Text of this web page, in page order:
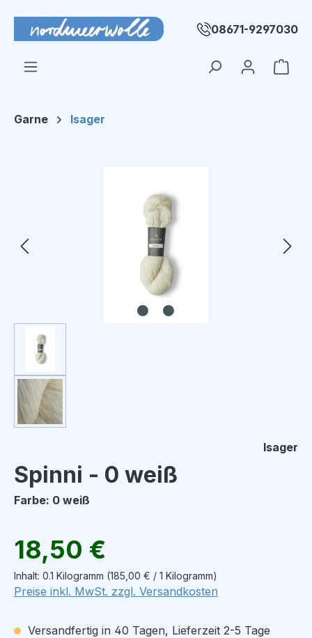
Zum Hauptinhalt springen
08671-9297030
Garne Isager
Isager
Spinni - 0 weiß
Farbe: 0 weiß
Regulärer Preis:
18,50 €
Inhalt: 0.1 Kilogramm (185,00 € / 1 Kilogramm)
Preise inkl. MwSt. zzgl. Versandkosten
Versandfertig in 40 Tagen, Lieferzeit 2-5 Tage